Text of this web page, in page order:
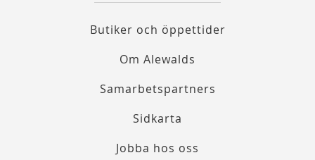
Butiker och öppettider
Om Alewalds
Samarbetspartners
Sidkarta
Jobba hos oss